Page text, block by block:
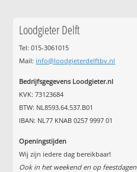
Loodgieter Delft
Tel: 015-3061015
Mail: info@loodgieterdelftbv.nl
Bedrijfsgegevens Loodgieter.nl
KVK: 73123684
BTW: NL8593.64.537.B01
IBAN: NL77 KNAB 0257 9997 01
Openingstijden
Wij zijn iedere dag bereikbaar!
Ook in het weekend en op feestdagen